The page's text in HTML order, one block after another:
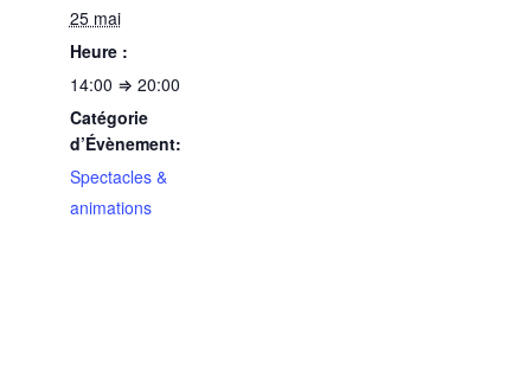
25 mai
Heure :
14:00 ⇒ 20:00
Catégorie
d’Évènement:
Spectacles &
animations